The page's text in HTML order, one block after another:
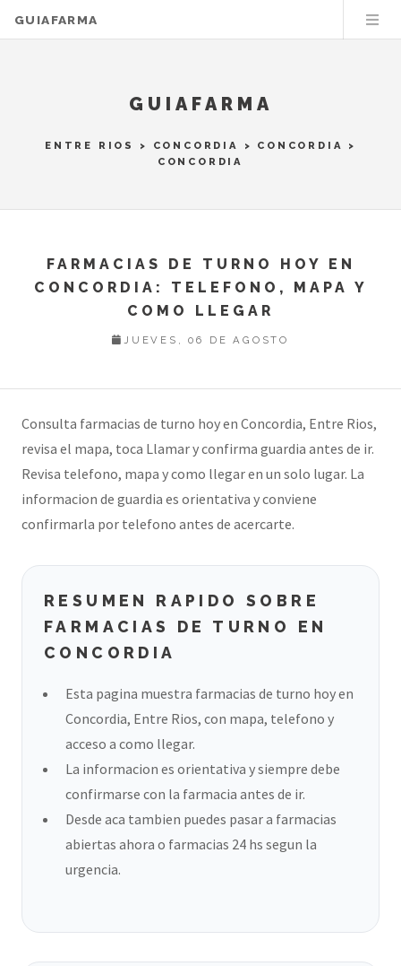
GUIAFARMA
GUIAFARMA
ENTRE RIOS > CONCORDIA > CONCORDIA
>
CONCORDIA
FARMACIAS DE TURNO HOY EN
CONCORDIA: TELEFONO, MAPA Y
COMO LLEGAR
JUEVES, 06 DE AGOSTO
Consulta farmacias de turno hoy en Concordia, Entre Rios,
revisa el mapa, toca Llamar y confirma guardia antes de ir.
Revisa telefono, mapa y como llegar en un solo lugar. La
informacion de guardia es orientativa y conviene
confirmarla por telefono antes de acercarte.
RESUMEN RAPIDO SOBRE
FARMACIAS DE TURNO EN
CONCORDIA
Esta pagina muestra farmacias de turno hoy en
Concordia, Entre Rios, con mapa, telefono y
acceso a como llegar.
La informacion es orientativa y siempre debe
confirmarse con la farmacia antes de ir.
Desde aca tambien puedes pasar a farmacias
abiertas ahora o farmacias 24 hs segun la
urgencia.